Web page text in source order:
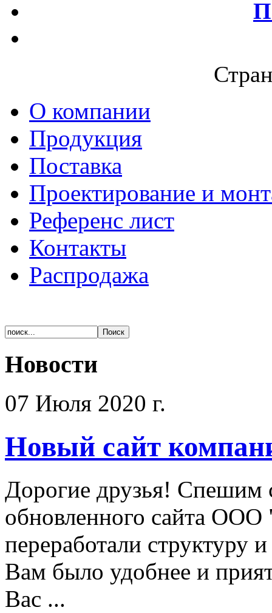
О компании
Продукция
Поставка
Проектирование и
Референс лист
Контакты
Распродажа
Новости
07 Июля 2020 г.
Новый сайт
Дорогие друзья! Спешим
обновленного сайта
переработали структуру
Вам было удобнее и
Вас ...